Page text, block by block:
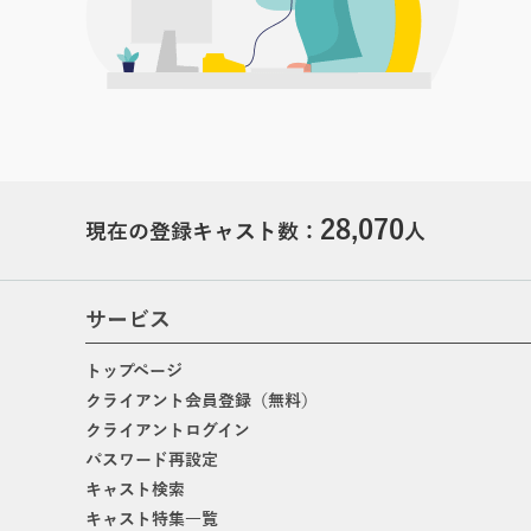
現在の登録キャスト数： 28,070人
サービス
トップページ
クライアント会員登録（無料）
クライアントログイン
パスワード再設定
キャスト検索
キャスト特集一覧